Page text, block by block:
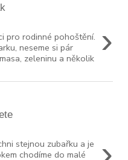
›
pro rodinné pohoštění.
neseme si pár
zeleninu a několik
stejnou zubařku a je
chodíme do malé